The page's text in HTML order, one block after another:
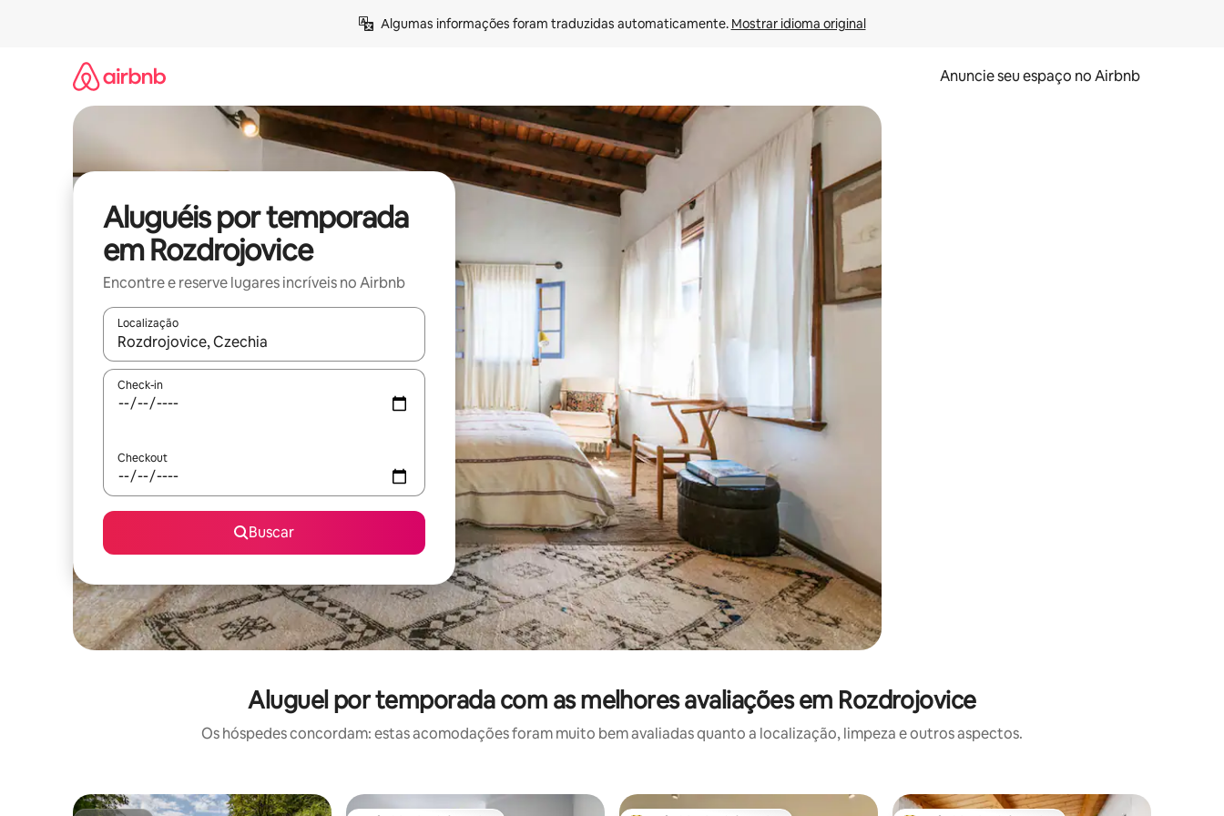
Algumas informações foram traduzidas automaticamente. Mostrar idioma original
Anuncie seu espaço no Airbnb
Aluguéis por temporada
em Rozdrojovice
Encontre e reserve lugares incríveis no Airbnb
Localização
Quando os resultados estiverem disponíveis, explore-os usando as seta para cima e para baixo do teclado ou tocando e deslizando o dedo na tela.
Check-in
Checkout
Buscar
Aluguel por temporada com as melhores avaliações em Rozdrojovice
Os hóspedes concordam: estas acomodações foram muito bem avaliadas quanto a localização, limpeza e outros aspectos.